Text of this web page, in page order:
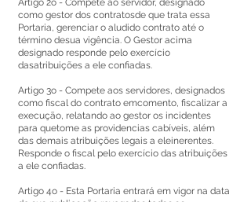
Artigo 2o - Compete ao servidor, designado
como gestor dos contratosde que trata essa
Portaria, gerenciar o aludido contrato até o
término desua vigência. O Gestor acima
designado responde pelo exercício
dasatribuições a ele confiadas.
Artigo 3o - Compete aos servidores, designados
como fiscal do contrato emcomento, fiscalizar a
execução, relatando ao gestor os incidentes
para quetome as providencias cabíveis, além
das demais atribuições legais a eleinerentes.
Responde o fiscal pelo exercício das atribuições
a ele confiadas.
Artigo 4o - Esta Portaria entrará em vigor na data